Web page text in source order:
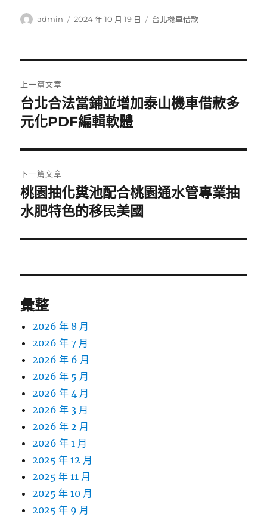
作
admin
發
2024 年 10 月 19 日
分
台北機車借款
章
導
覽
上一篇文章
上
一
文
章:
台北合法當鋪並增加泰山機車借款多
元化PDF編輯軟體
下一篇文章
下
一
文
桃園抽化糞池配合桃園通水管專業抽
水肥特色的移民美國
彙整
2026 年 8 月
2026 年 7 月
2026 年 6 月
2026 年 5 月
2026 年 4 月
2026 年 3 月
2026 年 2 月
2026 年 1 月
2025 年 12 月
2025 年 11 月
2025 年 10 月
2025 年 9 月